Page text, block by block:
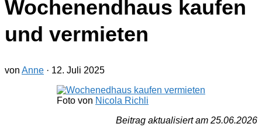
Wochenendhaus kaufen
und vermieten
von Anne · 12. Juli 2025
Foto von Nicola Richli
Beitrag aktualisiert am 25.06.2026